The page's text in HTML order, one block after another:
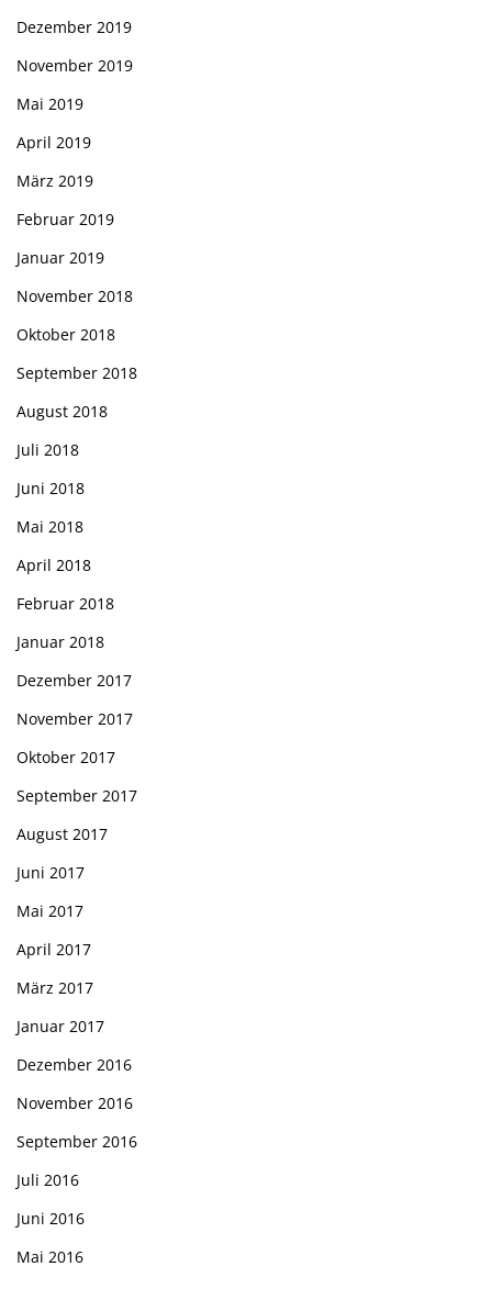
Dezember 2019
November 2019
Mai 2019
April 2019
März 2019
Februar 2019
Januar 2019
November 2018
Oktober 2018
September 2018
August 2018
Juli 2018
Juni 2018
Mai 2018
April 2018
Februar 2018
Januar 2018
Dezember 2017
November 2017
Oktober 2017
September 2017
August 2017
Juni 2017
Mai 2017
April 2017
März 2017
Januar 2017
Dezember 2016
November 2016
September 2016
Juli 2016
Juni 2016
Mai 2016